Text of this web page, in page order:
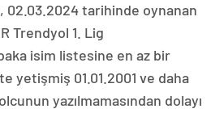
02.03.2024 tarihinde oynanan
Trendyol 1. Lig
isim listesine en az bir
yetişmiş 01.01.2001 ve daha
yazılmamasından dolayı